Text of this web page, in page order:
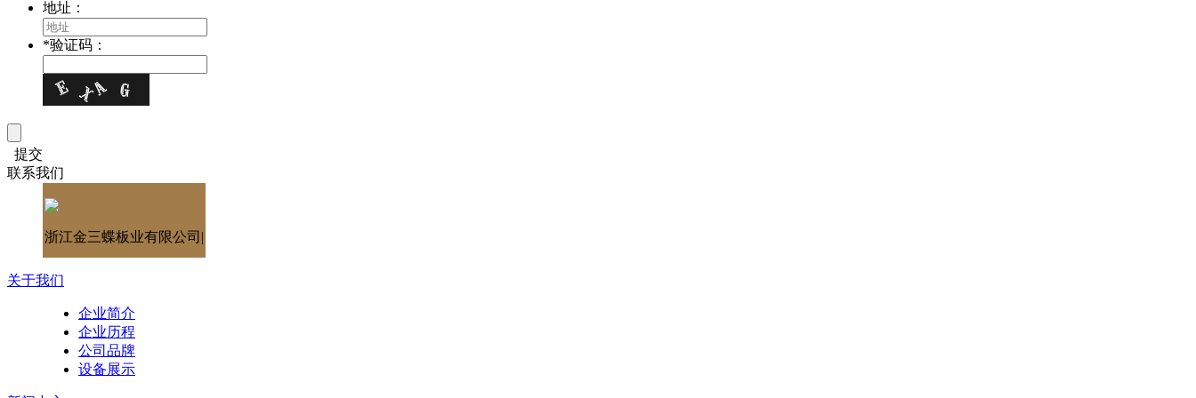
地址：
*验证码：
提交
联系我们
浙江金三蝶板业有限公司|
关于我们
企业简介
企业历程
公司品牌
设备展示